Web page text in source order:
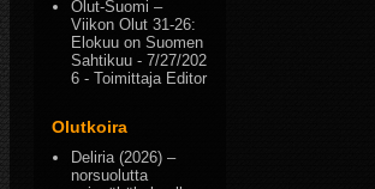
Olut-Suomi –
Viikon Olut 31-26:
Elokuu on Suomen
Sahtikuu - 7/27/202
6 - Toimittaja Editor
Olutkoira
Deliria (2026) –
norsuolutta